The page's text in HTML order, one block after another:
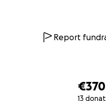
€370
13
Report